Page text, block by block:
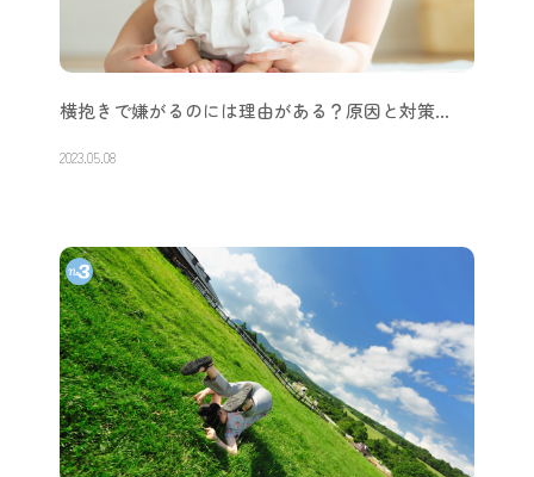
横抱きで嫌がるのには理由がある？原因と対策…
2023.05.08